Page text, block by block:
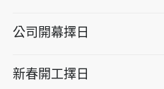
公司開幕擇日
新春開工擇日